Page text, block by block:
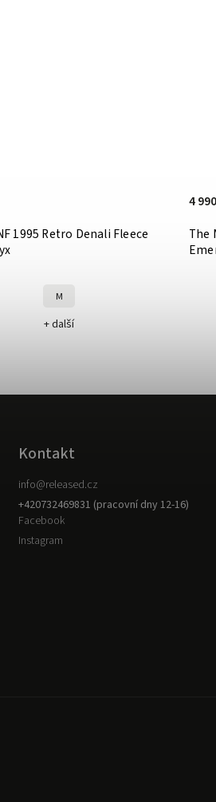
1995 Retro Denali Fleece
M
+ další
The
4
Kontakt
info@released.cz
+420732469831 (pracovní dny 12-16)
Facebook
Instagram